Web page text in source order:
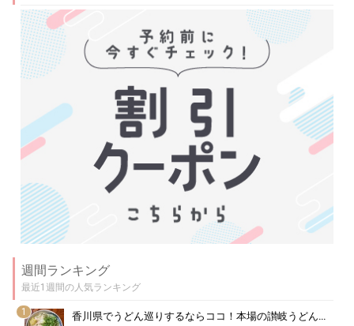
週間ランキング
最近1週間の人気ランキング
1 香川県でうどん巡りするならココ！本場の讃岐うどんの名店